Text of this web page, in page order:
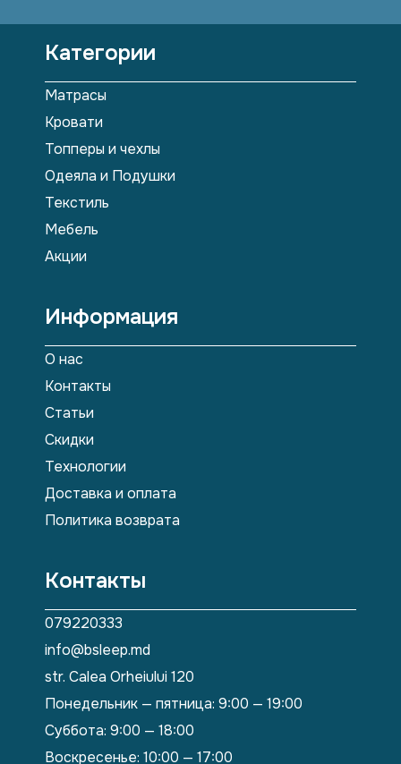
Категории
Матрасы
Кровати
Топперы и чехлы
Одеяла и Подушки
Текстиль
Мебель
Акции
Информация
О нас
Контакты
Статьи
Скидки
Технологии
Доставка и оплата
Политика возврата
Контакты
079220333
info@bsleep.md
str. Calea Orheiului 120
Понедельник — пятница: 9:00 — 19:00
Суббота: 9:00 — 18:00
Воскресенье: 10:00 — 17:00